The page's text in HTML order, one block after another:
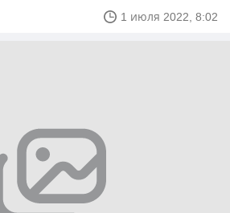
1 июля 2022, 8:02